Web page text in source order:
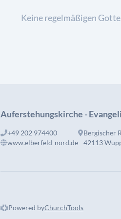
Keine regelmäßigen
Auferstehungskirche -
+49 202 974400
www.elberfeld-nord.de
Bergischer
42113
Powered byChurchTools